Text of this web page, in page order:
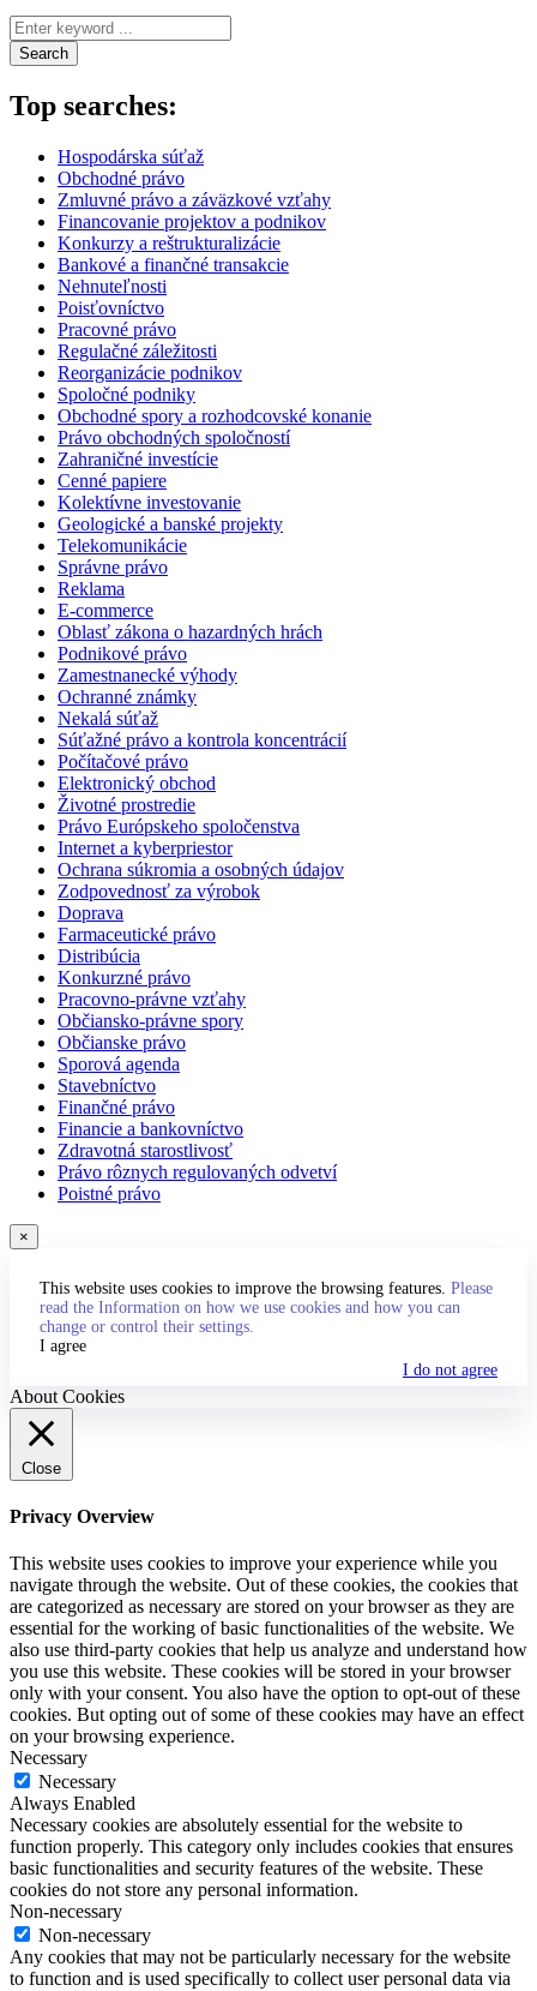
Search
Top searches:
Hospodárska súťaž
Obchodné právo
Zmluvné právo a záväzkové vzťahy
Financovanie projektov a podnikov
Konkurzy a reštrukturalizácie
Bankové a finančné transakcie
Nehnuteľnosti
Poisťovníctvo
Pracovné právo
Regulačné záležitosti
Reorganizácie podnikov
Spoločné podniky
Obchodné spory a rozhodcovské konanie
Právo obchodných spoločností
Zahraničné investície
Cenné papiere
Kolektívne investovanie
Geologické a banské projekty
Telekomunikácie
Správne právo
Reklama
E-commerce
Oblasť zákona o hazardných hrách
Podnikové právo
Zamestnanecké výhody
Ochranné známky
Nekalá súťaž
Súťažné právo a kontrola koncentrácií
Počítačové právo
Elektronický obchod
Životné prostredie
Právo Európskeho spoločenstva
Internet a kyberpriestor
Ochrana súkromia a osobných údajov
Zodpovednosť za výrobok
Doprava
Farmaceutické právo
Distribúcia
Konkurzné právo
Pracovno-právne vzťahy
Občiansko-právne spory
Občianske právo
Sporová agenda
Stavebníctvo
Finančné právo
Financie a bankovníctvo
Zdravotná starostlivosť
Právo rôznych regulovaných odvetví
Poistné právo
×
This website uses cookies to improve the browsing features. Please
read the Information on how we use cookies and how you can
change or control their settings.
I agree
I do not agree
About Cookies
Close
Privacy Overview
This website uses cookies to improve your experience while you
navigate through the website. Out of these cookies, the cookies that
are categorized as necessary are stored on your browser as they are
essential for the working of basic functionalities of the website. We
also use third-party cookies that help us analyze and understand how
you use this website. These cookies will be stored in your browser
only with your consent. You also have the option to opt-out of these
cookies. But opting out of some of these cookies may have an effect
on your browsing experience.
Necessary
Necessary
Always Enabled
Necessary cookies are absolutely essential for the website to
function properly. This category only includes cookies that ensures
basic functionalities and security features of the website. These
cookies do not store any personal information.
Non-necessary
Non-necessary
Any cookies that may not be particularly necessary for the website
to function and is used specifically to collect user personal data via